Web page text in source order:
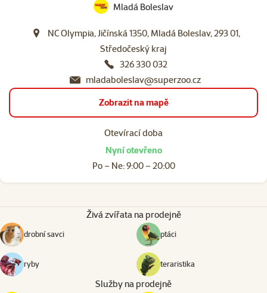
Mladá Boleslav
NC Olympia, Jičínská 1350, Mladá Boleslav, 293 01,
Středočeský kraj
326 330 032
mladaboleslav@superzoo.cz
Zobrazit na mapě
Otevírací doba
Nyní otevřeno
Po – Ne: 9:00 – 20:00
Živá zvířata na prodejně
drobní savci ptáci
ryby teraristika
Služby na prodejně